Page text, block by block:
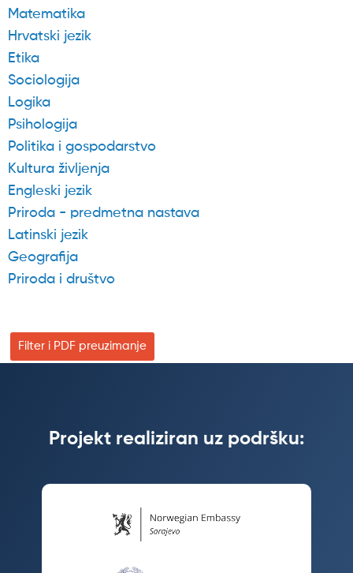
Matematika
Hrvatski jezik
Etika
Sociologija
Logika
Psihologija
Politika i gospodarstvo
Kultura življenja
Engleski jezik
Priroda - predmetna nastava
Latinski jezik
Geografija
Priroda i društvo
Filter i PDF preuzimanje
Projekt realiziran uz podršku: